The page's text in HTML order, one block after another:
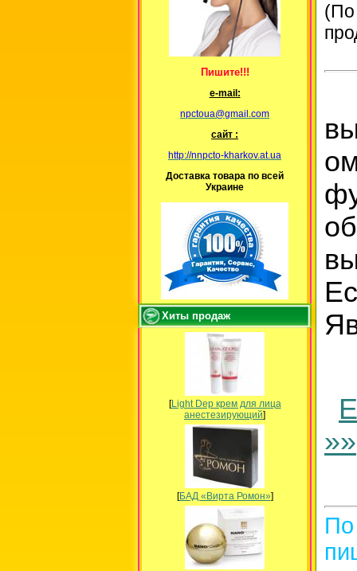
Пишите!!!
е-mail:
npctoua@gmail.com
сайт :
http://nnpcto-kharkov.at.ua
Доставка товара по всей
Украине
Хиты продаж
[Light Dep крем для лица
анестезирующий]
[БАД «Вирта Ромон»]
(По
»»